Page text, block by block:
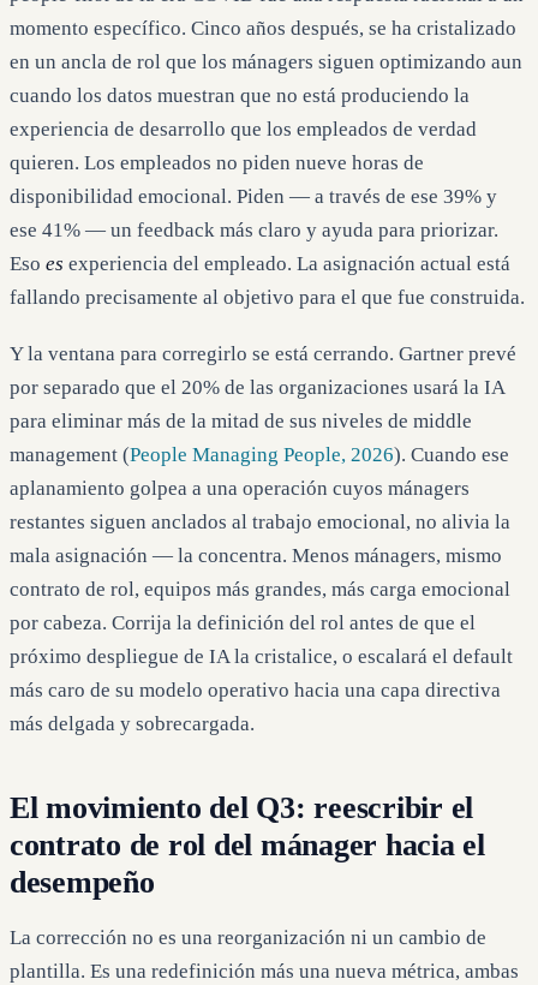
momento específico. Cinco años después, se ha cristalizado
en un ancla de rol que los mánagers siguen optimizando aun
cuando los datos muestran que no está produciendo la
experiencia de desarrollo que los empleados de verdad
quieren. Los empleados no piden nueve horas de
disponibilidad emocional. Piden — a través de ese 39% y
ese 41% — un feedback más claro y ayuda para priorizar.
Eso es experiencia del empleado. La asignación actual está
fallando precisamente al objetivo para el que fue construida.
Y la ventana para corregirlo se está cerrando. Gartner prevé
por separado que el 20% de las organizaciones usará la IA
para eliminar más de la mitad de sus niveles de middle
management (People Managing People, 2026). Cuando ese
aplanamiento golpea a una operación cuyos mánagers
restantes siguen anclados al trabajo emocional, no alivia la
mala asignación — la concentra. Menos mánagers, mismo
contrato de rol, equipos más grandes, más carga emocional
por cabeza. Corrija la definición del rol antes de que el
próximo despliegue de IA la cristalice, o escalará el default
más caro de su modelo operativo hacia una capa directiva
más delgada y sobrecargada.
El movimiento del Q3: reescribir el
contrato de rol del mánager hacia el
desempeño
La corrección no es una reorganización ni un cambio de
plantilla. Es una redefinición más una nueva métrica, ambas